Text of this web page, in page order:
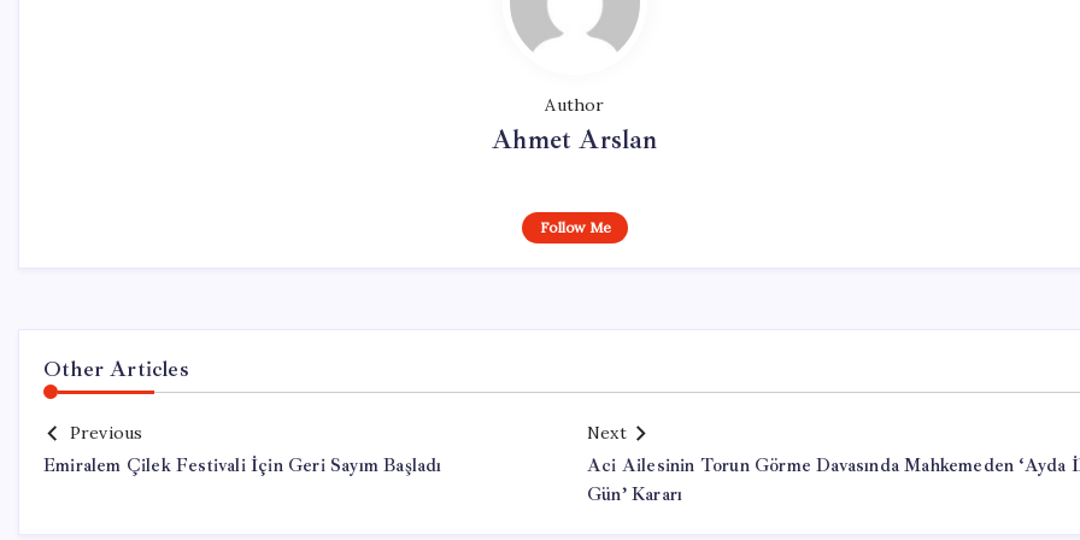
Author
Ahmet Arslan
Follow Me
Other Articles
Previous
Emiralem Çilek Festivali İçin Geri Sayım Başladı
Next
Aci Ailesinin Torun Görme Davasında Mahkemeden ‘Ayda
Gün’ Kararı